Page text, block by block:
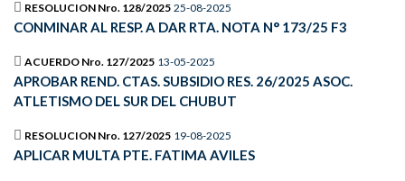
RESOLUCION Nro. 128/2025 25-08-2025
CONMINAR AL RESP. A DAR RTA. NOTA N° 173/25 F3
ACUERDO Nro. 127/2025 13-05-2025
APROBAR REND. CTAS. SUBSIDIO RES. 26/2025 ASOC.
ATLETISMO DEL SUR DEL CHUBUT
RESOLUCION Nro. 127/2025 19-08-2025
APLICAR MULTA PTE. FATIMA AVILES